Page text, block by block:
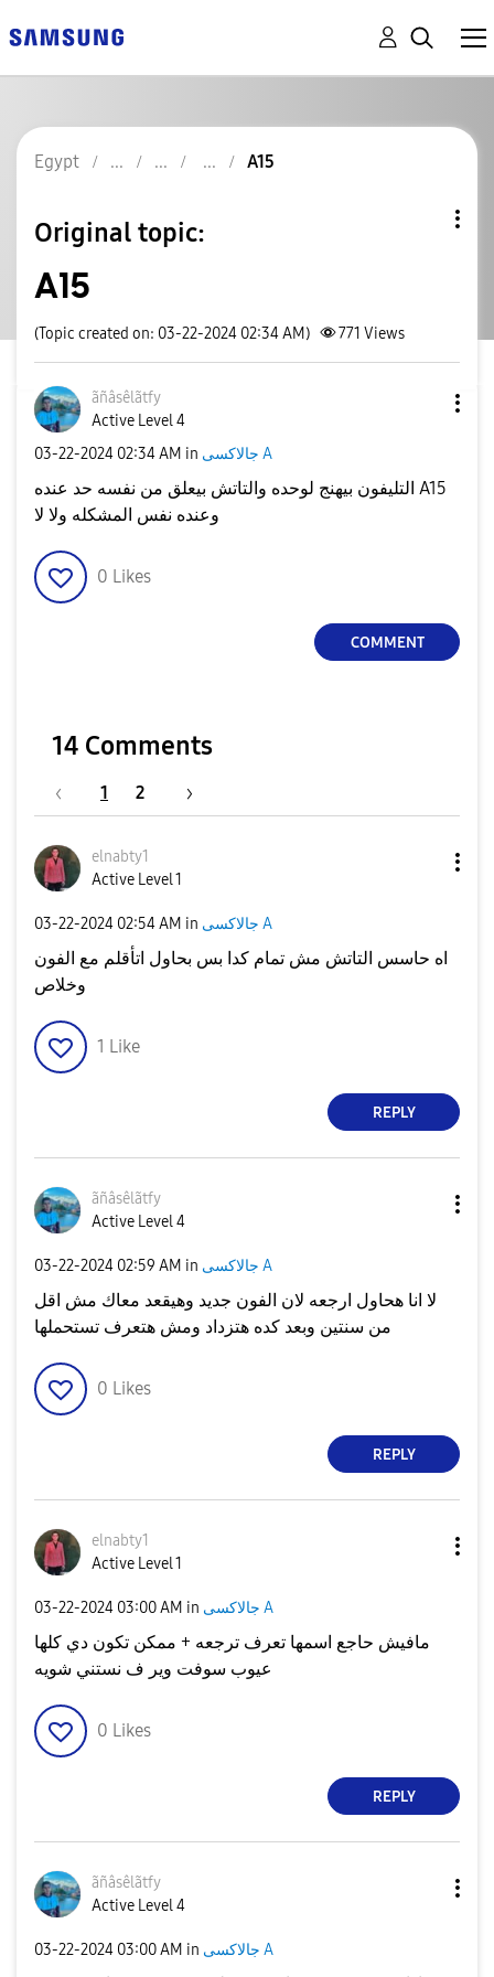
Egypt A15
Original topic:
A15
(Topic created on: 03-22-2024 02:34 AM) 771 Views
ãñâsêlãtfy
Active Level 4
‎03-22-2024 02:34 AM in جالاكسى A
التليفون بيهنج لوحده والتاتش بيعلق من نفسه حد عنده A15
وعنده نفس المشكله ولا لا
0 Likes
COMMENT
14 Comments
1 2
elnabty1
Active Level 1
‎03-22-2024 02:54 AM in جالاكسى A
اه حاسس التاتش مش تمام كدا بس بحاول اتأقلم مع الفون
وخلاص
1 Like
REPLY
ãñâsêlãtfy
Active Level 4
‎03-22-2024 02:59 AM in جالاكسى A
لا انا هحاول ارجعه لان الفون جديد وهيقعد معاك مش اقل
من سنتين وبعد كده هتزداد ومش هتعرف تستحملها
0 Likes
REPLY
elnabty1
Active Level 1
‎03-22-2024 03:00 AM in جالاكسى A
مافيش حاجع اسمها تعرف ترجعه + ممكن تكون دي كلها
عيوب سوفت وير ف نستني شويه
0 Likes
REPLY
ãñâsêlãtfy
Active Level 4
‎03-22-2024 03:00 AM in جالاكسى A